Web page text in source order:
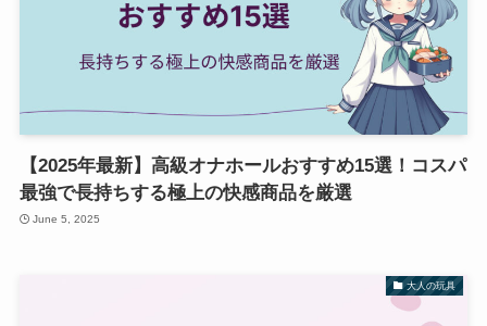
【2025年最新】高級オナホールおすすめ15選！コスパ
最強で長持ちする極上の快感商品を厳選
June 5, 2025
大人の玩具